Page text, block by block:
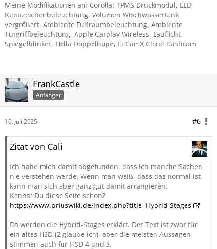
Meine Modifikationen am Corolla: TPMS Druckmodul, LED
Kennzeichenbeleuchtung, Volumen Wischwassertank
vergrößert, Ambiente Fußraumbeleuchtung, Ambiente
Türgriffbeleuchtung, Apple Carplay Wireless, Lauflicht
Spiegelblinker, Hella Doppelhupe, FitCamX Clone Dashcam
FrankCastle
Anfänger
10. Juli 2025 #6
Zitat von Cali
Ich habe mich damit abgefunden, dass ich manche Sachen
nie verstehen werde. Wenn man weiß, dass das normal ist,
kann man sich aber ganz gut damit arrangieren.
Kennst Du diese Seite schon?
https://www.priuswiki.de/index.php?title=Hybrid-Stages
Da werden die Hybrid-Stages erklärt. Der Text ist zwar für
ein altes HSD (2 glaube ich), aber die meisten Aussagen
stimmen auch für HSD 4 und 5.